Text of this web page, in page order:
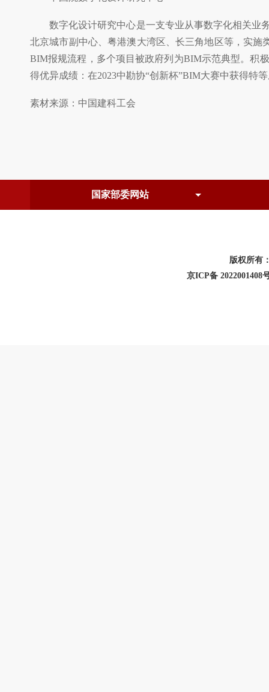
数字化设计研究中心是一支专业从事数字化相关业
北京城市副中心、粤港澳大湾区、长三角地区等，实
BIM报规流程，多个项目被政府列为BIM示范典型。积
得优异成绩：在2023中勘协“创新杯”BIM大赛中获得特
素材来源：中国建科工会
版权所有
京ICP备 2022001408